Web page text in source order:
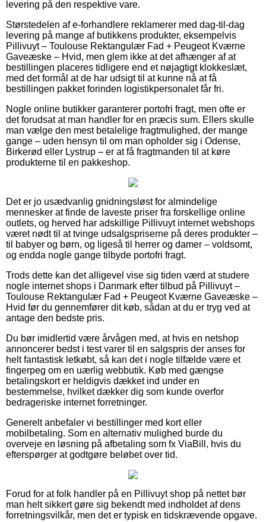
levering på den respektive vare.
Størstedelen af e-forhandlere reklamerer med dag-til-dag
levering på mange af butikkens produkter, eksempelvis
Pillivuyt – Toulouse Rektangulær Fad + Peugeot Kværne
Gaveæske – Hvid, men glem ikke at det afhænger af at
bestillingen placeres tidligere end et nøjagtigt klokkeslæt,
med det formål at de har udsigt til at kunne nå at få
bestillingen pakket forinden logistikpersonalet får fri.
Nogle online butikker garanterer portofri fragt, men ofte er
det forudsat at man handler for en præcis sum. Ellers skulle
man vælge den mest betalelige fragtmulighed, der mange
gange – uden hensyn til om man opholder sig i Odense,
Birkerød eller Lystrup – er at få fragtmanden til at køre
produkterne til en pakkeshop.
Det er jo usædvanlig gnidningsløst for almindelige
mennesker at finde de laveste priser fra forskellige online
outlets, og herved har adskillige Pillivuyt internet webshops
været nødt til at tvinge udsalgspriserne på deres produkter –
til babyer og børn, og ligeså til herrer og damer – voldsomt,
og endda nogle gange tilbyde portofri fragt.
Trods dette kan det alligevel vise sig tiden værd at studere
nogle internet shops i Danmark efter tilbud på Pillivuyt –
Toulouse Rektangulær Fad + Peugeot Kværne Gaveæske –
Hvid før du gennemfører dit køb, sådan at du er tryg ved at
antage den bedste pris.
Du bør imidlertid være årvågen med, at hvis en netshop
annoncerer bedst i test varer til en salgspris der anses for
helt fantastisk letkøbt, så kan det i nogle tilfælde være et
fingerpeg om en uærlig webbutik. Køb med gængse
betalingskort er heldigvis dækket ind under en
bestemmelse, hvilket dækker dig som kunde overfor
bedrageriske internet forretninger.
Generelt anbefaler vi bestillinger med kort eller
mobilbetaling. Som en alternativ mulighed burde du
overveje en løsning på afbetaling som fx ViaBill, hvis du
efterspørger at godtgøre beløbet over tid.
Forud for at folk handler på en Pillivuyt shop på nettet bør
man helt sikkert gøre sig bekendt med indholdet af dens
forretningsvilkår, men det er typisk en tidskrævende opgave.